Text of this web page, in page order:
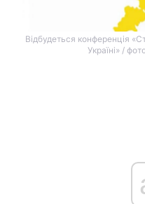
Відбудеться конференція
Україні» /